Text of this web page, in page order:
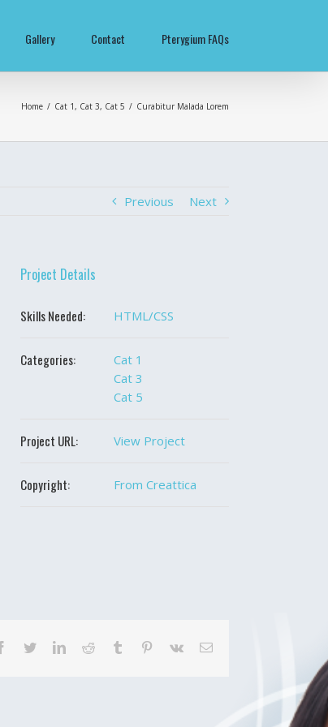
Gallery Contact Pterygium FAQs
Home / Cat 1, Cat 3, Cat 5 / Curabitur Malada Lorem
Previous Next
Project Details
Skills Needed: HTML/CSS
Categories:
Cat 1
Cat 3
Cat 5
Project URL: View Project
Copyright: From Creattica
Facebook
TwitterLinkedInReddit Tumblr Pinterest
Vk Email